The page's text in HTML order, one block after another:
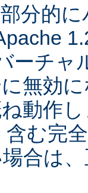
分的
ーチャ
無効
動作
含む完
合は